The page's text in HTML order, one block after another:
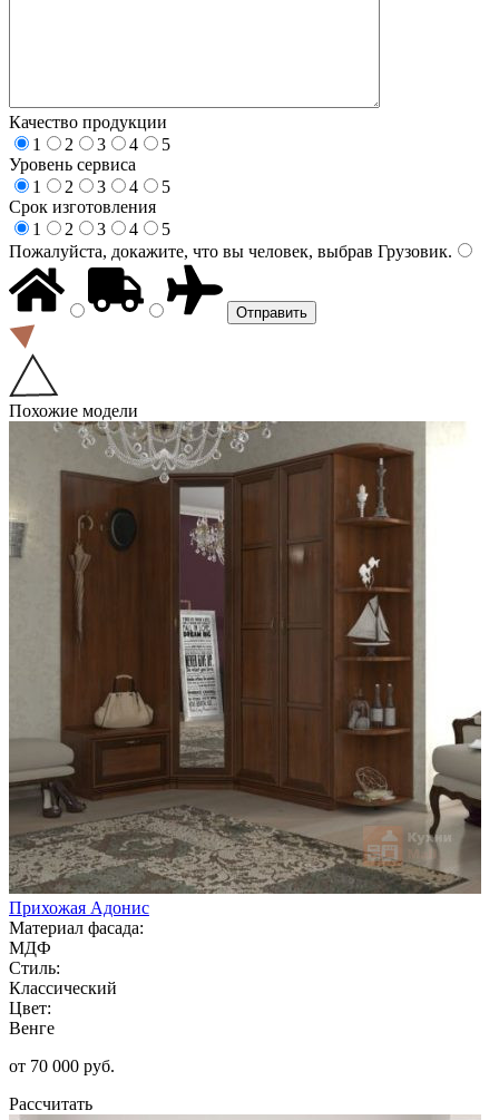
Качество продукции
1
2 3 4
5
Уровень сервиса
1
2 3 4
5
Срок изготовления
1
2 3 4
5
Пожалуйста, докажите, что вы человек, выбрав Грузовик.
Похожие модели
Прихожая Адонис
Материал фасада:
МДФ
Стиль:
Классический
Цвет:
Венге
от 70 000 руб.
Рассчитать